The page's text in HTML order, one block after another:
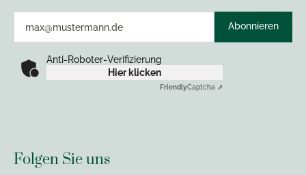
Abonnieren
Anti-Roboter-Verifizierung
Hier klicken
FriendlyCaptcha ⇗
Folgen Sie uns